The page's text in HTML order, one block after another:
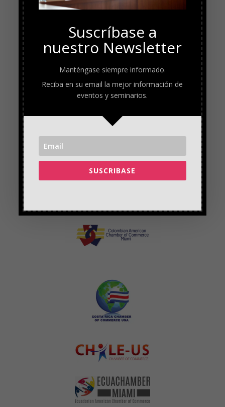
Suscríbase a
nuestro Newsletter
Manténgase siempre informado.
Reciba en su email la mejor información de
eventos y seminarios.
SUSCRIBASE